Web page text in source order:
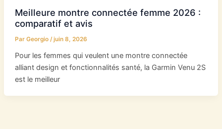
Meilleure montre connectée femme 2026 :
comparatif et avis
Par Georgio /juin 8, 2026
Pour les femmes qui veulent une montre connectée
alliant design et fonctionnalités santé, la Garmin Venu 2S
est le meilleur